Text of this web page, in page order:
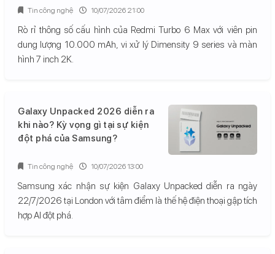
Rò rỉ thông số cấu hình của Redmi Turbo 6 Max với viên pin
dung lượng 10.000 mAh, vi xử lý Dimensity 9 series và màn
hình 7 inch 2K.
Tin công nghệ 10/07/2026 21:00
Galaxy Unpacked 2026 diễn ra
khi nào? Kỳ vọng gì tại sự kiện
đột phá của Samsung?
Samsung xác nhận sự kiện Galaxy Unpacked diễn ra ngày
22/7/2026 tại London với tâm điểm là thế hệ điện thoại gập tích
hợp AI đột phá.
Tin công nghệ 10/07/2026 13:00